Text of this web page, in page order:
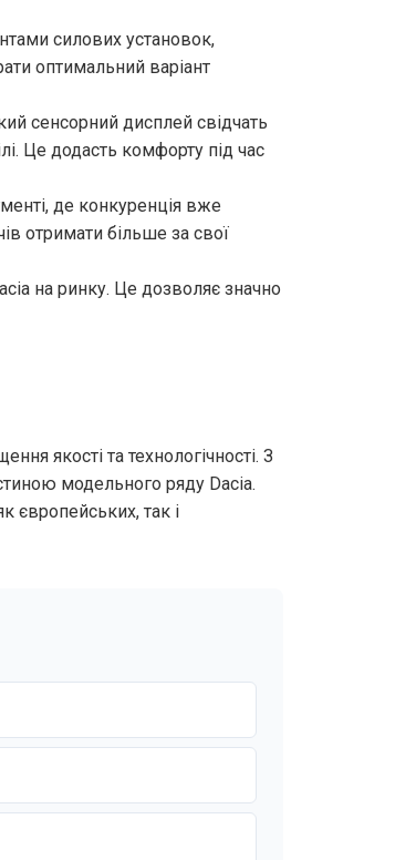
силових установок,
оптимальний варіант
сенсорний дисплей свідчать
Це додасть комфорту під час
де конкуренція вже
отримати більше за свої
на ринку. Це дозволяє значно
якості та технологічності. З
модельного ряду Dacia.
європейських, так і